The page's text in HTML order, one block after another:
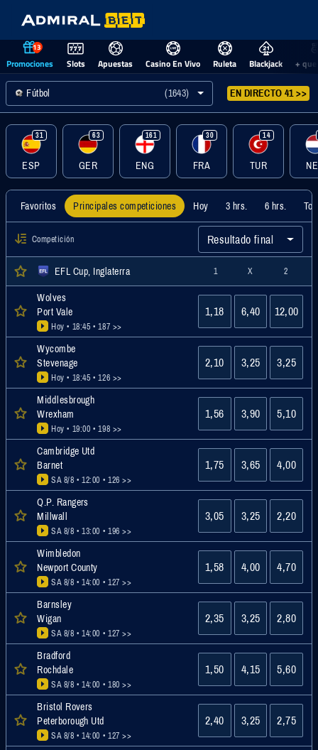
13
Promociones Slots Apuestas Casino En Vivo Ruleta Blackjack +
Fútbol (1643) EN DIRECTO 41 >>
31
ESP
63
GER
161
ENG
30
FRA
14
TUR
Favoritos Principales competiciones Hoy 3 hrs. 6 hrs.
Competición Resultado final
EFL Cup, Inglaterra 1 X 2
Wolves
Port Vale
Hoy • 18:45 • 187 >>
1,18 6,40 12,00
Wycombe
Stevenage
Hoy • 18:45 • 126 >>
2,10 3,25 3,25
Middlesbrough
Wrexham
Hoy • 19:00 • 198 >>
1,56 3,90 5,10
Cambridge Utd
Barnet
SA 8/8 • 12:00 • 126 >>
1,75 3,65 4,00
Q.P. Rangers
Millwall
SA 8/8 • 13:00 • 196 >>
3,05 3,25 2,20
Wimbledon
Newport County
SA 8/8 • 14:00 • 127 >>
1,58 4,00 4,70
Barnsley
Wigan
SA 8/8 • 14:00 • 127 >>
2,35 3,25 2,80
Bradford
Rochdale
SA 8/8 • 14:00 • 180 >>
1,50 4,15 5,60
Bristol Rovers
Peterborough Utd
SA 8/8 • 14:00 • 127 >>
2,40 3,25 2,75